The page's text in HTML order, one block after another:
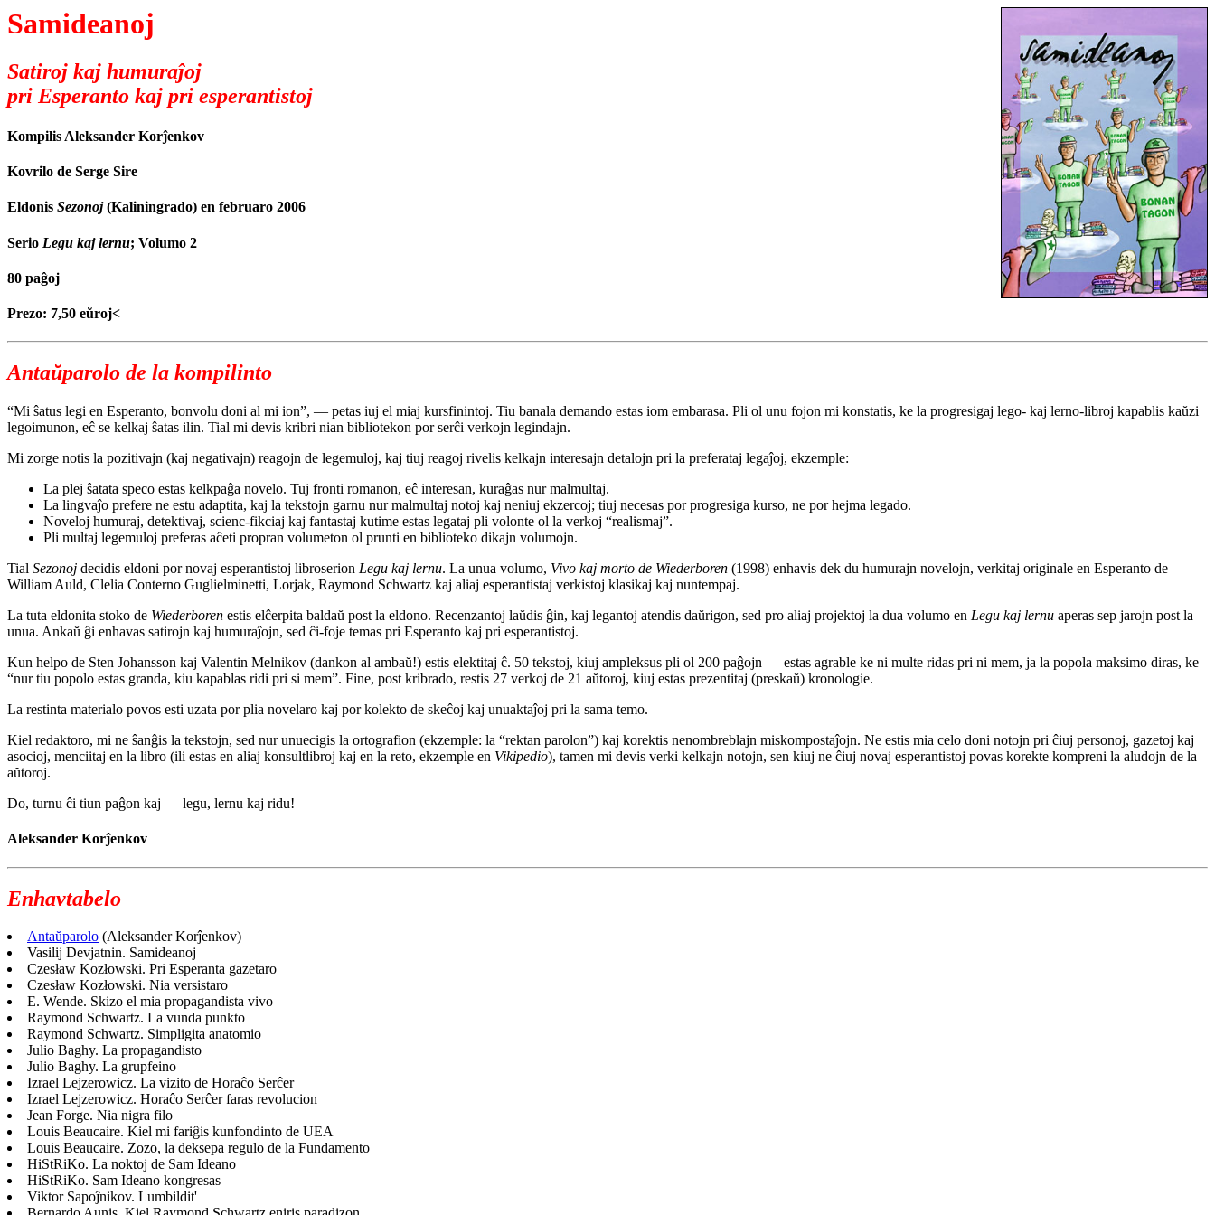
Samideanoj
Satiroj kaj humuraĵoj
pri Esperanto kaj pri esperantistoj
Kompilis Aleksander Korĵenkov
Kovrilo de Serge Sire
Eldonis Sezonoj(Kaliningrado) en februaro 2006
Serio Legu kaj lernu; Volumo 2
80 paĝoj
Prezo: 7,50 eŭroj<
Antaŭparolo de la kompilinto
“Mi ŝatus legi en Esperanto, bonvolu doni al mi ion”, — petas iuj el miaj kursfinintoj. Tiu banala demando estas iom embarasa. Pli ol unu fojon mi konstatis, ke la progresigaj lego- kaj lerno-libroj kapablis kaŭzi
legoimunon, eĉ se kelkaj ŝatas ilin. Tial mi devis kribri nian bibliotekon por serĉi verkojn legindajn.
Mi zorge notis la pozitivajn (kaj negativajn) reagojn de legemuloj, kaj tiuj reagoj rivelis kelkajn interesajn detalojn pri la preferataj legaĵoj, ekzemple:
La plej ŝatata speco estas kelkpaĝa novelo. Tuj fronti romanon, eĉ interesan, kuraĝas nur malmultaj.
La lingvaĵo prefere ne estu adaptita, kaj la tekstojn garnu nur malmultaj notoj kaj neniuj ekzercoj; tiuj necesas por progresiga kurso, ne por hejma legado.
Noveloj humuraj, detektivaj, scienc-fikciaj kaj fantastaj kutime estas legataj pli volonte ol la verkoj “realismaj”.
Pli multaj legemuloj preferas aĉeti propran volumeton ol prunti en biblioteko dikajn volumojn.
Tial Sezonoj decidis eldoni por novaj esperantistoj libroserion Legu kaj lernu. La unua volumo, Vivo kaj morto de Wiederboren (1998) enhavis dek du humurajn novelojn, verkitaj originale en Esperanto de
William Auld, Clelia Conterno Guglielminetti, Lorjak, Raymond Schwartz kaj aliaj esperantistaj verkistoj klasikaj kaj nuntempaj.
La tuta eldonita stoko de Wiederboren estis elĉerpita baldaŭ post la eldono. Recenzantoj laŭdis ĝin, kaj legantoj atendis daŭrigon, sed pro aliaj projektoj la dua volumo en Legu kaj lernu aperas sep jarojn post la
unua. Ankaŭ ĝi enhavas satirojn kaj humuraĵojn, sed ĉi-foje temas pri Esperanto kaj pri esperantistoj.
Kun helpo de Sten Johansson kaj Valentin Melnikov (dankon al ambaŭ!) estis elektitaj ĉ. 50 tekstoj, kiuj ampleksus pli ol 200 paĝojn — estas agrable ke ni multe ridas pri ni mem, ja la popola maksimo diras, ke
“nur tiu popolo estas granda, kiu kapablas ridi pri si mem”. Fine, post kribrado, restis 27 verkoj de 21 aŭtoroj, kiuj estas prezentitaj (preskaŭ) kronologie.
La restinta materialo povos esti uzata por plia novelaro kaj por kolekto de skeĉoj kaj unuaktaĵoj pri la sama temo.
Kiel redaktoro, mi ne ŝanĝis la tekstojn, sed nur unuecigis la ortografion (ekzemple: la “rektan parolon”) kaj korektis nenombreblajn miskompostaĵojn. Ne estis mia celo doni notojn pri ĉiuj personoj, gazetoj kaj
asocioj, menciitaj en la libro (ili estas en aliaj konsultlibroj kaj en la reto, ekzemple en Vikipedio), tamen mi devis verki kelkajn notojn, sen kiuj ne ĉiuj novaj esperantistoj povas korekte kompreni la aludojn de la
aŭtoroj.
Do, turnu ĉi tiun paĝon kaj — legu, lernu kaj ridu!
Aleksander Korĵenkov
Enhavtabelo
Antaŭparolo (Aleksander Korĵenkov)
Vasilij Devjatnin. Samideanoj
Czesław Kozłowski. Pri Esperanta gazetaro
Czesław Kozłowski. Nia versistaro
E. Wende. Skizo el mia propagandista vivo
Raymond Schwartz. La vunda punkto
Raymond Schwartz. Simpligita anatomio
Julio Baghy. La propagandisto
Julio Baghy. La grupfeino
Izrael Lejzerowicz. La vizito de Horaĉo Serĉer
Izrael Lejzerowicz. Horaĉo Serĉer faras revolucion
Jean Forge. Nia nigra filo
Louis Beaucaire. Kiel mi fariĝis kunfondinto de UEA
Louis Beaucaire. Zozo, la deksepa regulo de la Fundamento
HiStRiKo. La noktoj de Sam Ideano
HiStRiKo. Sam Ideano kongresas
Viktor Sapoĵnikov. Lumbildit'